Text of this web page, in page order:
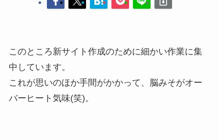
このところ新サイト作成のために細かい作業に集
中しています。
これが思いのほか手間がかかって、脳みそがオー
バーヒート気味(笑)。